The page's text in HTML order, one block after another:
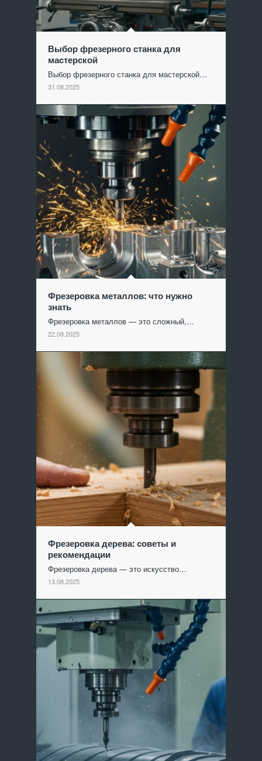
Выбор фрезерного станка для
мастерской
Выбор фрезерного станка для мастерской…
31.08.2025
Фрезеровка металлов: что нужно
знать
Фрезеровка металлов — это сложный,…
22.08.2025
Фрезеровка дерева: советы и
рекомендации
Фрезеровка дерева — это искусство…
13.08.2025